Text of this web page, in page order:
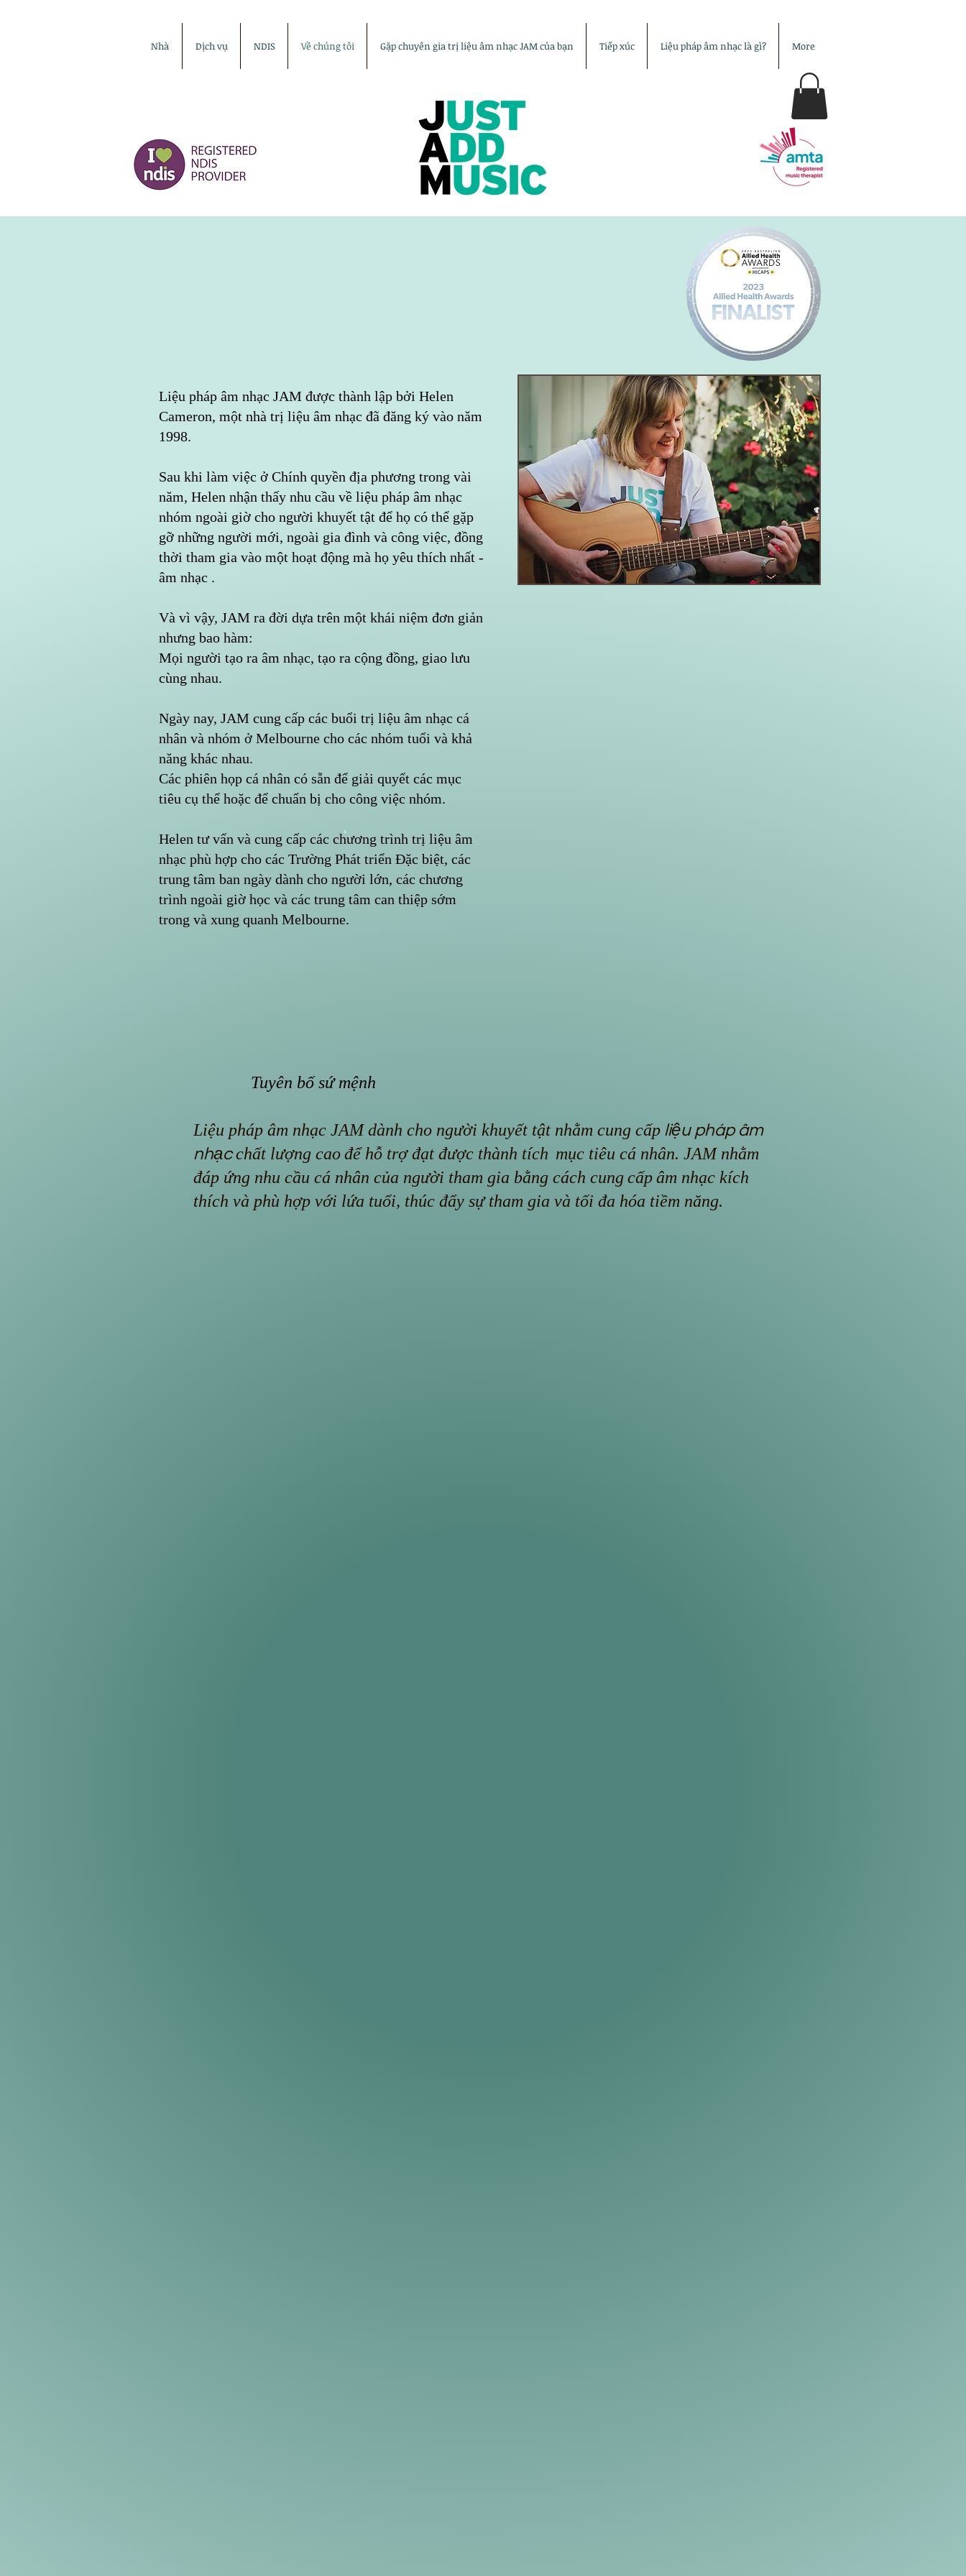
Nhà Dịch vụ NDIS Về chúng tôi Gặp chuyên gia trị liệu âm nhạc JAM của bạn Tiếp xúc Liệu pháp âm nhạc là gì? More
Liệu pháp âm nhạc JAM được thành lập bởi Helen
Cameron, một nhà trị liệu âm nhạc đã đăng ký vào năm
1998.
Sau khi làm việc ở Chính quyền địa phương trong vài
năm, Helen nhận thấy nhu cầu về liệu pháp âm nhạc
nhóm ngoài giờ cho người khuyết tật để họ có thể gặp
gỡ những người mới, ngoài gia đình và công việc, đồng
thời tham gia vào một hoạt động mà họ yêu thích nhất -
âm nhạc .
Và vì vậy, JAM ra đời dựa trên một khái niệm đơn giản
nhưng bao hàm:
Mọi người tạo ra âm nhạc, tạo ra cộng đồng, giao lưu
cùng nhau.
Ngày nay, JAM cung cấp các buổi trị liệu âm nhạc cá
nhân và nhóm ở Melbourne cho các nhóm tuổi và khả
năng khác nhau.
Các phiên họp cá nhân có sẵn để giải quyết các mục
tiêu cụ thể hoặc để chuẩn bị cho công việc nhóm.
Helen tư vấn và cung cấp các chương trình trị liệu âm
nhạc phù hợp cho các Trường Phát triển Đặc biệt, các
trung tâm ban ngày dành cho người lớn, các chương
trình ngoài giờ học và các trung tâm can thiệp sớm
trong và xung quanh Melbourne.
Tuyên bố sứ mệnh
Liệu pháp âm nhạc JAM dành cho người khuyết tật nhằm cung cấp liệu pháp âm
nhạcchất lượng caođể hỗ trợ đạt được thành tích mục tiêu cá nhân. JAM nhằm
đáp ứng nhu cầu cá nhân của người tham gia bằng cách cung cấpâm nhạc kích
thích và phù hợp với lứa tuổi, thúc đẩy sự tham gia và tối đa hóa tiềm năng.